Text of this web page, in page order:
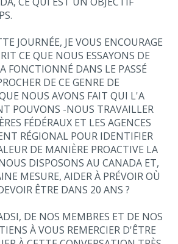
JOURNÉE, JE VOUS ENCOURAGE
CE QUE NOUS ESSAYONS DE
FONCTIONNÉ DANS LE PASSÉ
DE CE GENRE DE
NOUS AVONS FAIT QUI L'A
POUVONS -NOUS TRAVAILLER
FÉDÉRAUX ET LES AGENCES
RÉGIONAL POUR IDENTIFIER
DE MANIÈRE PROACTIVE LA
DISPOSONS AU CANADA ET,
MESURE, AIDER À PRÉVOIR OÙ
ÊTRE DANS 20 ANS ?
DE NOS MEMBRES ET DE NOS
À VOUS REMERCIER D'ÊTRE